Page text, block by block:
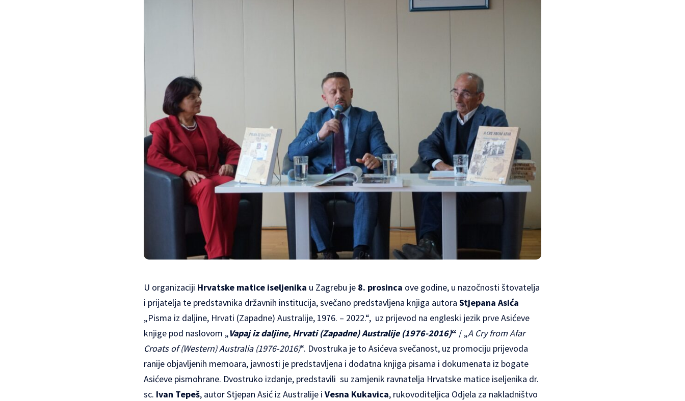
U organizaciji Hrvatske matice iseljenika u Zagrebu je 8. prosinca ove godine, u nazočnosti štovatelja
i prijatelja te predstavnika državnih institucija, svečano predstavljena knjiga autora Stjepana Asića
„Pisma iz daljine, Hrvati (Zapadne) Australije, 1976. – 2022.“, uz prijevod na engleski jezik prve Asićeve
knjige pod naslovom „Vapaj iz daljine, Hrvati (Zapadne) Australije (1976-2016)“ / „A Cry from Afar
Croats of (Western) Australia (1976-2016)“. Dvostruka je to Asićeva svečanost, uz promociju prijevoda
ranije objavljenih memoara, javnosti je predstavljena i dodatna knjiga pisama i dokumenata iz bogate
Asićeve pismohrane. Dvostruko izdanje, predstavili su zamjenik ravnatelja Hrvatske matice iseljenika dr.
sc. Ivan Tepeš, autor Stjepan Asić iz Australije i Vesna Kukavica, rukovoditeljica Odjela za nakladništvo